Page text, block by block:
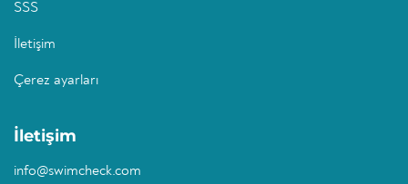
SSS
İletişim
Çerez ayarları
İletişim
info@swimcheck.com